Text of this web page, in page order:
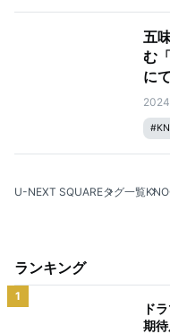
五
む
に
#
U-NEXT SQUAREタグ一覧
ランキング
1
ド
期待